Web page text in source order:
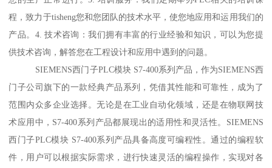
程，致力于tisheng您和您团队的技术水平，使您地应用和运用我们的
产品。4. 技术咨询：我们拥有丰富的行业经验和知识，可以为您提
供技术咨询，解答您在工程设计和应用中遇到的问题。
SIEMENS西门子PLC模块 S7-400系列产品，作为SIEMENS西
门子公司旗下的一款经典产品系列，凭借其性能和可靠性，成为了
范围内众多企业选择。无论是在工业自动化领域，还是在物联网技
术应用中，S7-400系列产品都展现出的适用性和灵活性。SIEMENS
西门子PLC模块 S7-400系列产品具备高度可编程性。通过的编程软
件，用户可以根据实际需求，进行快速灵活的编程操作，实现对各